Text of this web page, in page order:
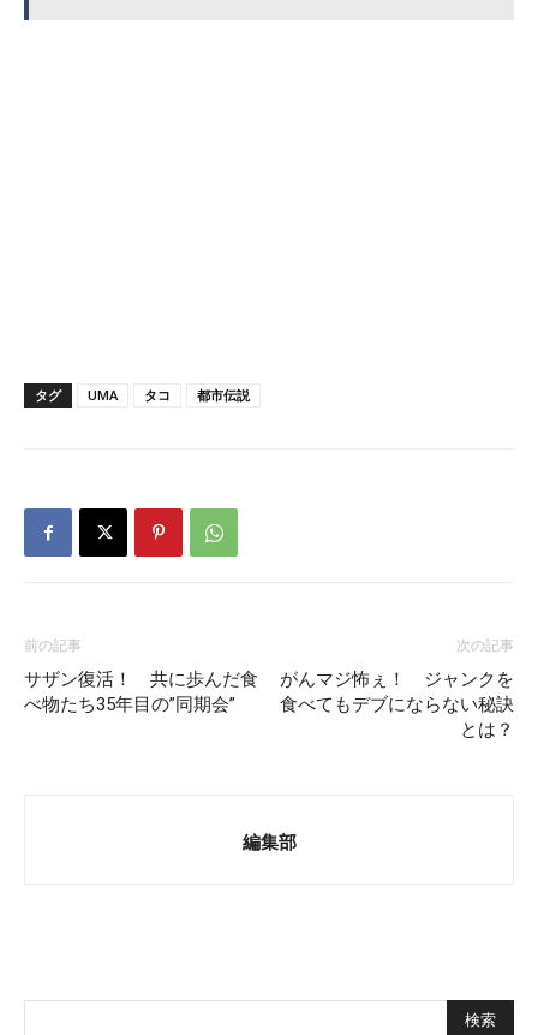
タグ UMA タコ 都市伝説
前の記事
サザン復活！ 共に歩んだ食
べ物たち35年目の”同期会”
次の記事
がんマジ怖ぇ！ ジャンクを
食べてもデブにならない秘訣
とは？
編集部